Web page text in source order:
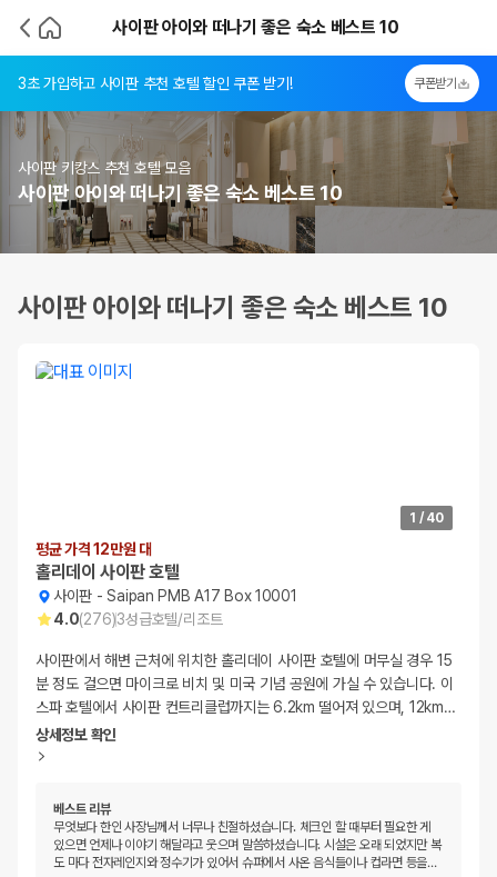
사이판 아이와 떠나기 좋은 숙소 베스트 10
3초 가입하고 사이판 추천 호텔 할인 쿠폰 받기! 쿠폰받기
사이판 키캉스 추천 호텔 모음
사이판 아이와 떠나기 좋은 숙소 베스트 10
사이판 아이와 떠나기 좋은 숙소 베스트 10
1 / 40
평균 가격 12만원 대
홀리데이 사이판 호텔
사이판 - Saipan PMB A17 Box 10001
4.0(276)3성급호텔/리조트
사이판에서 해변 근처에 위치한 홀리데이 사이판 호텔에 머무실 경우 15
분 정도 걸으면 마이크로 비치 및 미국 기념 공원에 가실 수 있습니다. 이
스파 호텔에서 사이판 컨트리클럽까지는 6.2km 떨어져 있으며, 12km…
상세정보 확인
베스트 리뷰
무엇보다 한인 사장님께서 너무나 친절하셨습니다. 체크인 할 때부터 필요한 게
있으면 언제나 이야기 해달라고 웃으며 말씀하셨습니다. 시설은 오래 되었지만 복
도 마다 전자레인지와 정수기가 있어서 슈퍼에서 사온 음식들이나 컵라면 등을…